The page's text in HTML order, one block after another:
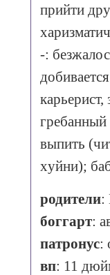
прийти
-:
выпить
хyйни);
родители:
боггарт:
патронус:
вп: 11